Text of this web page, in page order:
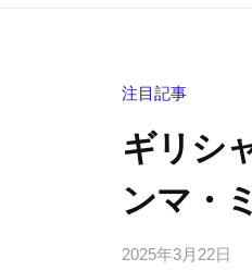
注目記事
ギリシ
ンマ・
2025年3月22日